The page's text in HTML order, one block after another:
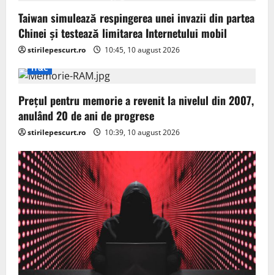
a
t
i
o
n
Taiwan simulează respingerea unei invazii din partea
Chinei și testează limitarea Internetului mobil
stirilepescurt.ro
10:45, 10 august 2026
IT&C
Prețul pentru memorie a revenit la nivelul din 2007,
anulând 20 de ani de progrese
stirilepescurt.ro 10:39, 10 august 2026